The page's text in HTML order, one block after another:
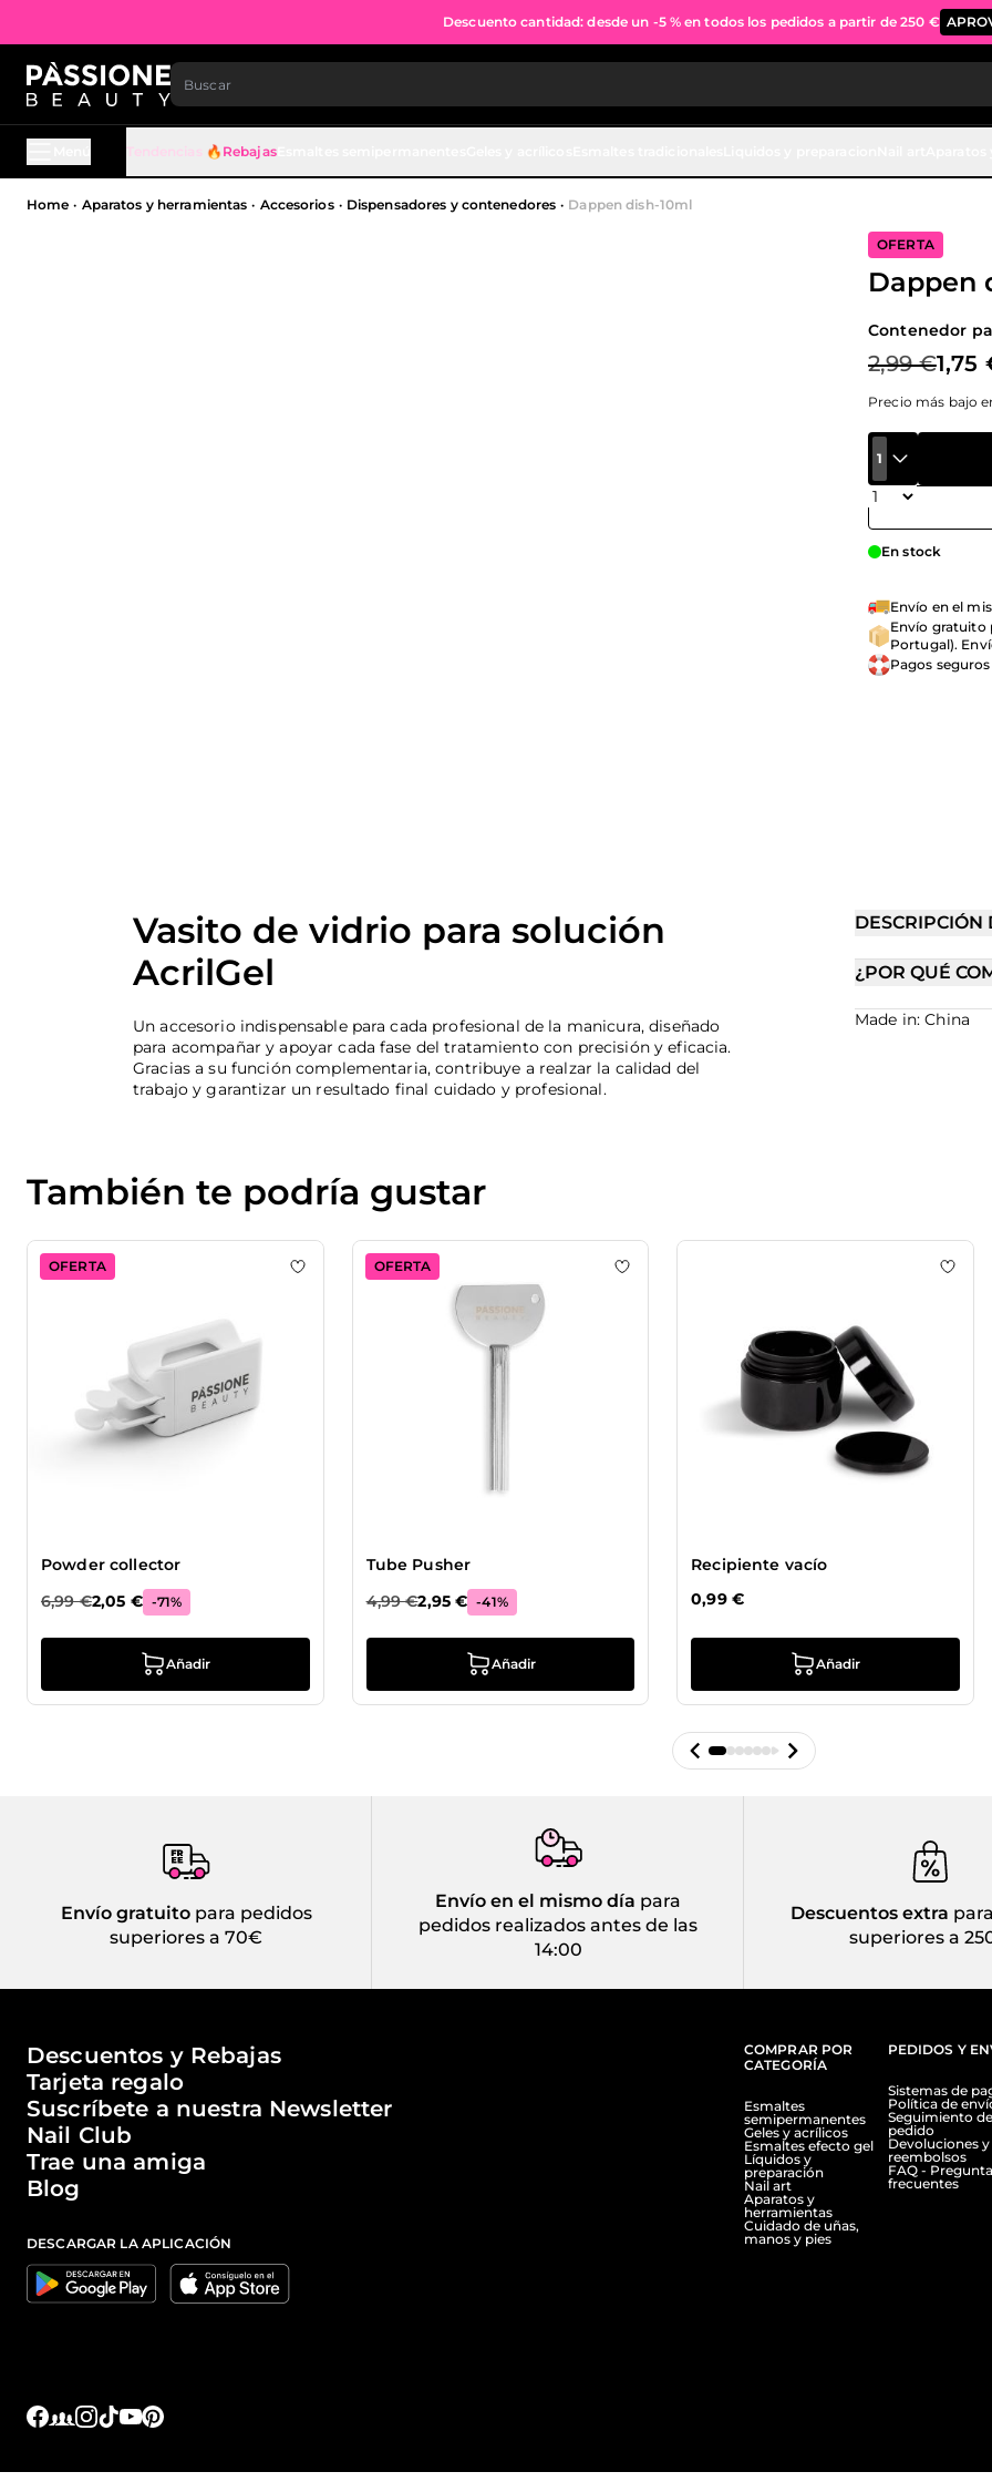
Descuento cantidad: desde un -5 % en todos los pedidos a partir de 250 €
IR AL CONTENIDO
Tendencias 🔥 RebajasEsmaltes semipermanentes
Migaja de pan
Home · Aparatos y herramientas · Accesorios · Dispensadores y contenedores · Dappen dish-10ml
OFERTA
Dappen
Contenedor
2,99 €1,75
Precio más bajo
1
Cantidad
En stock
Envío en el
Envío gratuito
Portugal).
Pagos seguros
Vasito de vidrio para solución
AcrilGel
Un accesorio indispensable para cada profesional de la manicura, diseñado
para acompañar y apoyar cada fase del tratamiento con precisión y eficacia.
Gracias a su función complementaria, contribuye a realzar la calidad del
trabajo y garantizar un resultado final cuidado y profesional.
DESCRIPCIÓN
¿POR QUÉ
Made in: China
También te podría gustar
OFERTA Add to wishlist Powder collector
Powder collector
6,99 €2,05 € -71%
Añadir
OFERTA Add to wishlist
Tube Pusher
4,99 €2,95 € -41%
Añadir
Add
Recipiente vacío
0,99 €
Añadir
Envío gratuitopara pedidos
superiores a 70€
Envío en el mismo día para
pedidos realizados antes de las
14:00
Descuentos extra
superiores a
El mundo de Passione Beauty
Descuentos y Rebajas
Tarjeta regalo
Suscríbete a nuestra Newsletter
Nail Club
Trae una amiga
Blog
DESCARGAR LA APLICACIÓN
Google Apple
Enlaces sociales
Facebook
Facebook Groups
Instagram
TikTokYouTube
Pinterest
COMPRAR POR
CATEGORÍA
Esmaltes
semipermanentes
Geles y acrílicos
Esmaltes efecto gel
Líquidos y
preparación
Nail art
Aparatos y
herramientas
Cuidado de uñas,
manos y pies
PEDIDOS Y
Sistemas de
Política de
Seguimiento
pedido
Devoluciones y
reembolsos
FAQ -
frecuentes